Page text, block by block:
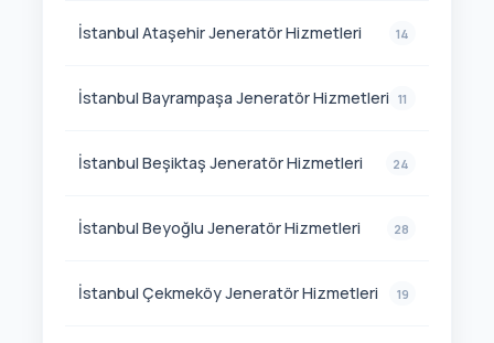
İstanbul Ataşehir Jeneratör Hizmetleri 14
İstanbul Bayrampaşa Jeneratör Hizmetleri 11
İstanbul Beşiktaş Jeneratör Hizmetleri 24
İstanbul Beyoğlu Jeneratör Hizmetleri 28
İstanbul Çekmeköy Jeneratör Hizmetleri 19